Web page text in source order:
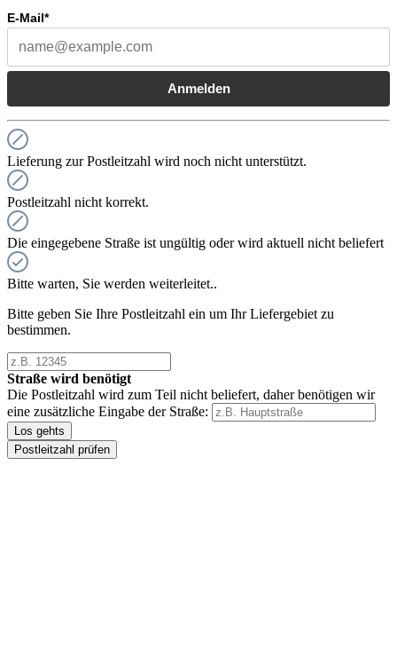
E-Mail*
Anmelden
Lieferung zur Postleitzahl wird noch nicht unterstützt.
Postleitzahl nicht korrekt.
Die eingegebene Straße ist ungültig oder wird aktuell nicht beliefert
Bitte warten, Sie werden weiterleitet..
Bitte geben Sie Ihre Postleitzahl ein um Ihr Liefergebiet zu
bestimmen.
Straße wird benötigt
Die Postleitzahl wird zum Teil nicht beliefert, daher benötigen wir
eine zusätzliche Eingabe der Straße:
Los gehts
Postleitzahl prüfen